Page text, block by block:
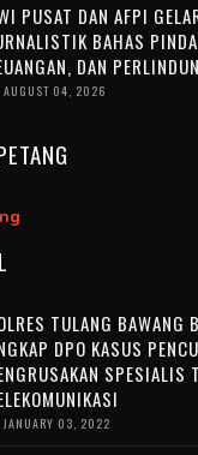
PUSAT DAN AFPI
BAHAS
DAN
AUGUST 04, 2026
TULANG BAWANG
DPO KASUS
SPESIALIS
JANUARY 03, 2022